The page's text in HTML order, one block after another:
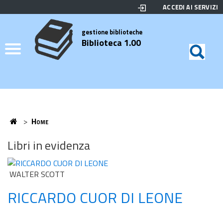
Elenco
Credits
ACCEDI AI SERVIZI
Biblioteca gestione biblioteche
Biblioteca 1.00 di
Home
> Home
Libri in evidenza
WALTER SCOTT
RICCARDO CUOR DI LEONE